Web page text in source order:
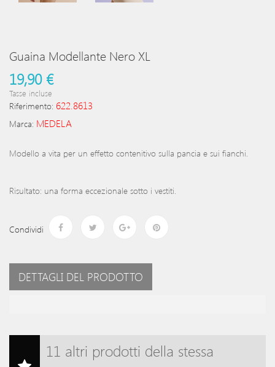
Guaina Modellante Nero XL
19,90 €
Tasse incluse
Riferimento: 622.8613
Marca: MEDELA
Modello a vita per un effetto contenitivo sulla pancia e sui fianchi.
Risultato: una forma eccezionale sotto i vestiti.
Condividi
DETTAGLI DEL PRODOTTO
11 altri prodotti della stessa